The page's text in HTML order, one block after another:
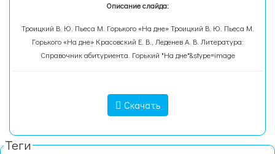
Описание слайда:
Троицкий В. Ю. Пьеса М. Горького «На дне» Троицкий В. Ю. Пьеса М.
Горького «На дне» Красовский Е. В., Леденев А. В. Литература:
Справочник абитуриента. Горький "На дне"&stype=image
Скачать
Теги